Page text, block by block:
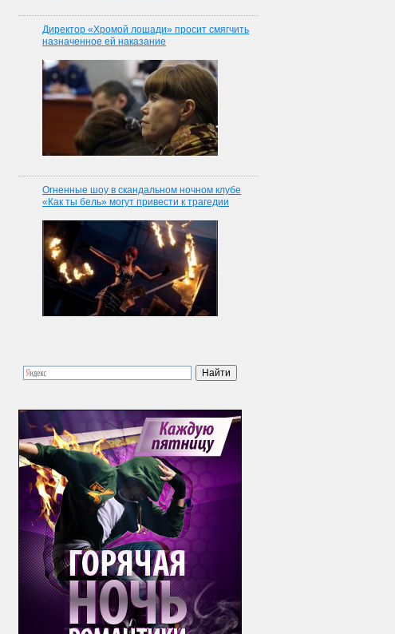
Директор «Хромой лошади» просит смягчить
назначенное ей наказание
Огненные шоу в скандальном ночном клубе
«Как ты бель» могут привести к трагедии